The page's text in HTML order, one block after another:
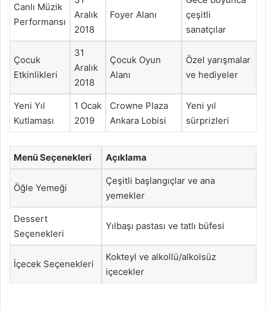
Canlı Müzik
Performansı
Aralık
2018
Foyer Alanı
çeşitli
sanatçılar
Çocuk
Etkinlikleri
31
Aralık
2018
Çocuk Oyun
Alanı
Özel yarışmalar
ve hediyeler
Yeni Yıl
Kutlaması
1 Ocak
2019
Crowne Plaza
Ankara Lobisi
Yeni yıl
sürprizleri
Menü Seçenekleri Açıklama
Öğle Yemeği
Çeşitli başlangıçlar ve ana
yemekler
Dessert
Seçenekleri
Yılbaşı pastası ve tatlı büfesi
İçecek Seçenekleri
Kokteyl ve alkollü/alkolsüz
içecekler